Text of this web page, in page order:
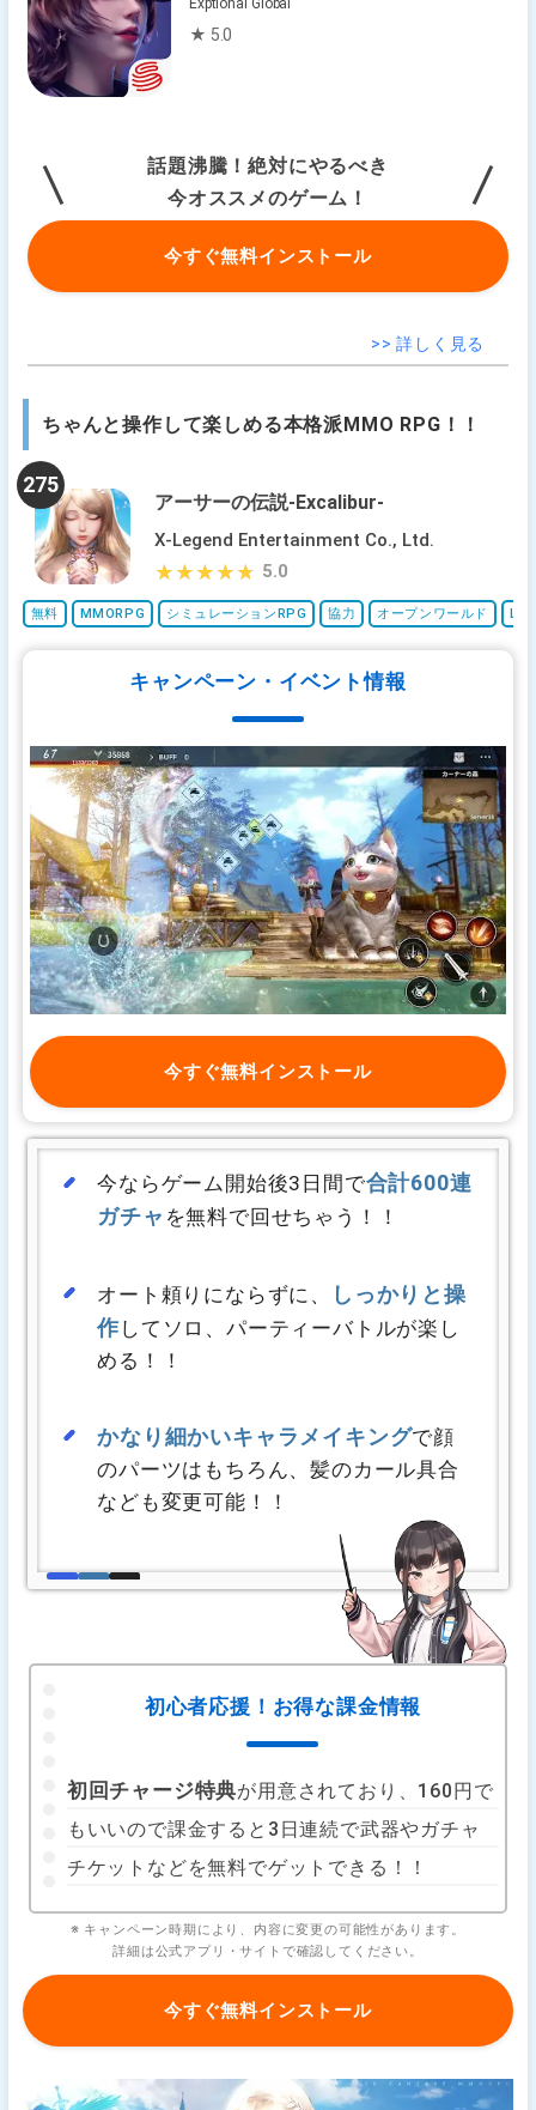
Exptional Global
★ 5.0
話題沸騰！絶対にやるべき
今オススメのゲーム！
今すぐ無料インストール
>> 詳しく見る
ちゃんと操作して楽しめる本格派MMO RPG！！
アーサーの伝説-Excalibur-
275
X-Legend Entertainment Co., Ltd.
無料 MMORPG シミュレーションRPG 協力 オープンワールド
5.0
★★★★★
★★★★★
キャンペーン・イベント情報
今すぐ無料インストール
今ならゲーム開始後3日間で合計600連
ガチャ を無料で回せちゃう！！
オート頼りにならずに、
しっかりと操
作 してソロ、パーティーバトルが楽し
める！！
かなり細かいキャラメイキングで顔
のパーツはもちろん、髪のカール具合
なども変更可能！！
初心者応援！お得な課金情報
初回チャージ特典が用意されており、160円で
もいいので課金すると3日連続で武器やガチャ
チケットなどを無料でゲットできる！！
※ キャンペーン時期により、内容に変更の可能性があります。
詳細は公式アプリ・サイトで確認してください。
今すぐ無料インストール